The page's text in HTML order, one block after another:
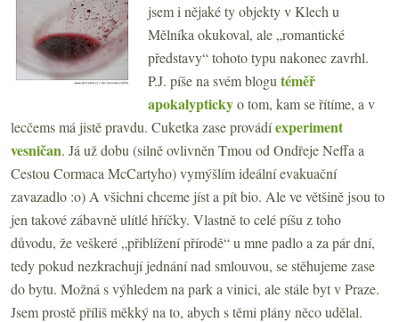
jsem i nějaké ty objekty v Klech u
Mělníka okukoval, ale „romantické
představy“ tohoto typu nakonec zavrhl.
P.J. píše na svém blogu téměř
apokalyptickyo tom, kam se řítíme, a v
lecčems má jistě pravdu. Cuketka zase provádíexperiment
vesničan. Já už dobu (silně ovlivněn Tmou od Ondřeje Neffa a
Cestou Cormaca McCartyho) vymýšlím ideální evakuační
zavazadlo :o) A všichni chceme jíst a pít bio. Ale ve většině jsou to
jen takové zábavně ulítlé hříčky. Vlastně to celé píšu z toho
důvodu, že veškeré „přiblížení přírodě“ u mne padlo a za pár dní,
tedy pokud nezkrachují jednání nad smlouvou, se stěhujeme zase
do bytu. Možná s výhledem na park a vinici, ale stále byt v Praze.
Jsem prostě příliš měkký na to, abych s těmi plány něco udělal.